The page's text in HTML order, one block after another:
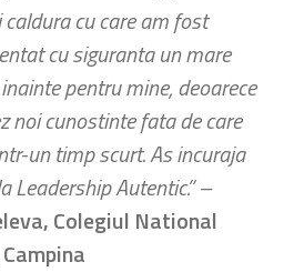
cu care am fost
cu siguranta un mare
pentru mine, deoarece
noi cunostinte fata de care
un timp scurt. As incuraja
Leadership Autentic.”–
Colegiul National